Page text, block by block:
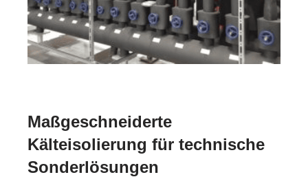
Maßgeschneiderte
Kälteisolierung für technische
Sonderlösungen